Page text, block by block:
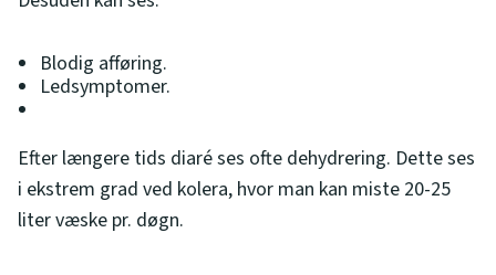
Blodig afføring.
Ledsymptomer.
Efter længere tids diaré ses ofte dehydrering. Dette ses
i ekstrem grad ved kolera, hvor man kan miste 20-25
liter væske pr. døgn.